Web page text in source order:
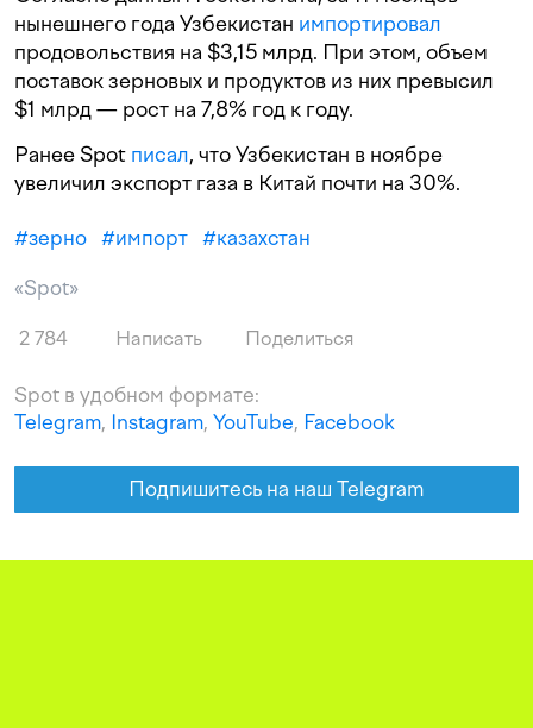
нынешнего года Узбекистан импортировал
продовольствия на $3,15 млрд. При этом, объем
поставок зерновых и продуктов из них превысил
$1 млрд — рост на 7,8% год к году.
Ранее Spot писал, что Узбекистан в ноябре
увеличил экспорт газа в Китай почти на 30%.
#зерно #импорт #казахстан
«Spot»
2 784 Написать Поделиться
Spot в удобном формате:
Telegram, Instagram, YouTube, Facebook
Подпишитесь на наш Telegram